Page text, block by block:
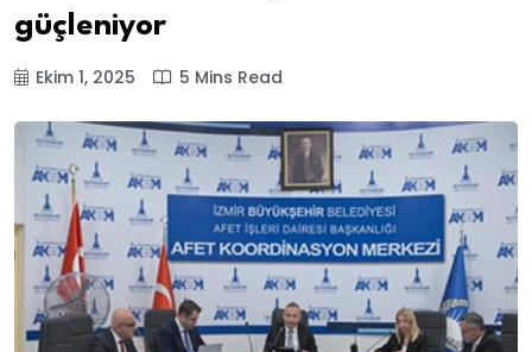
güçleniyor
Ekim 1, 2025 5 Mins Read